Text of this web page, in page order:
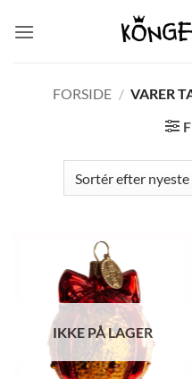
FORSIDE / VARER
IKKE PÅ LAGER